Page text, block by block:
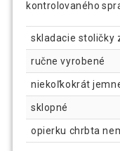
kontrolovaného
skladacie stoličky
ručne vyrobené
niekoľkokrát
sklopné
opierku chrbta